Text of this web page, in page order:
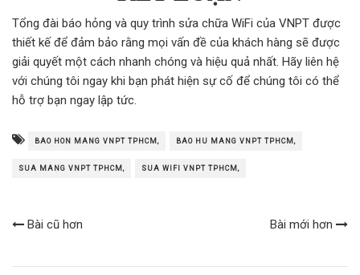
Tổng đài báo hỏng và quy trình sửa chữa WiFi của VNPT được
thiết kế để đảm bảo rằng mọi vấn đề của khách hàng sẽ được
giải quyết một cách nhanh chóng và hiệu quả nhất. Hãy liên hệ
với chúng tôi ngay khi bạn phát hiện sự cố để chúng tôi có thể
hỗ trợ bạn ngay lập tức.
BAO HON MANG VNPT TPHCM, BAO HU MANG VNPT TPHCM,
SUA MANG VNPT TPHCM, SUA WIFI VNPT TPHCM,
Bài cũ hơn Bài mới hơn